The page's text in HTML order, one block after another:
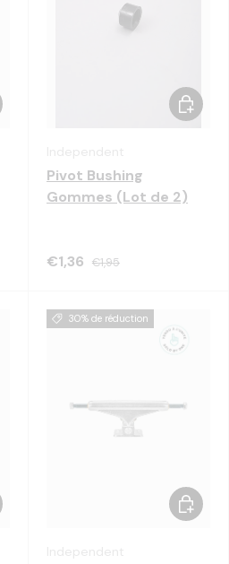
les options
Pivot Bushing
Gommes (Lot de 2)
€1,36 €1,95
Ajouter
les options
30% de réduction
Choisir